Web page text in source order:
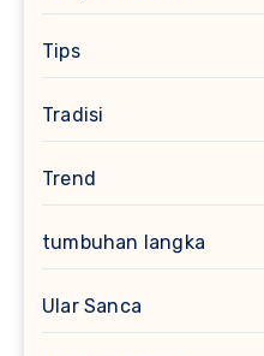
Tips
Tradisi
Trend
tumbuhan langka
Ular Sanca